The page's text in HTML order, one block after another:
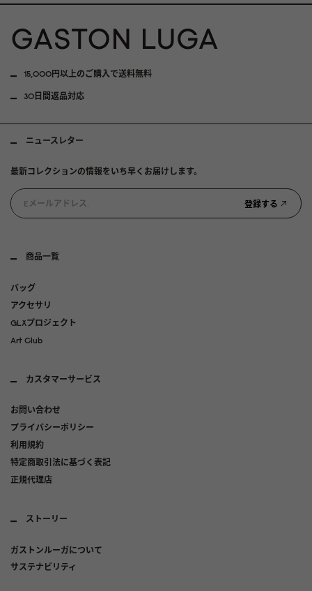
15,000円以上のご購入で送料無料
30日間返品対応
商品一覧
バッグ
アクセサリ
GLXプロジェクト
Art Club
カスタマーサービス
お問い合わせ
プライバシーポリシー
利用規約
特定商取引法に基づく表記
正規代理店
ストーリー
ガストンルーガについて
サステナビリティ
ニュースレター
最新コレクションの情報をいち早くお届けします。
登録する